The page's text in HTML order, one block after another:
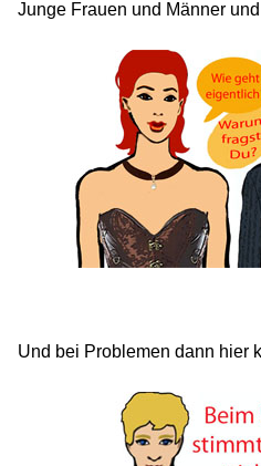
Junge Frauen und Männer
Und bei Problemen dann hier